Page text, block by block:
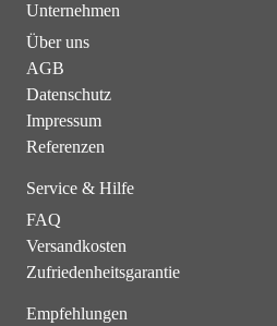
Unternehmen
Über uns
AGB
Datenschutz
Impressum
Referenzen
Service & Hilfe
FAQ
Versandkosten
Zufriedenheitsgarantie
Empfehlungen